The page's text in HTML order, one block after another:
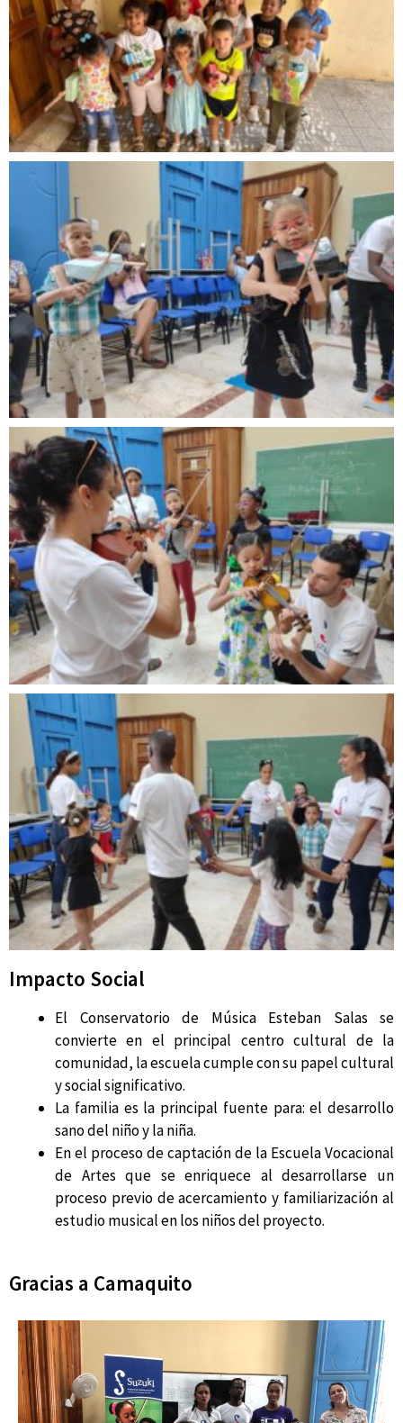
Impacto Social
El Conservatorio de Música Esteban Salas se
convierte en el principal centro cultural de la
comunidad, la escuela cumple con su papel cultural
y social significativo.
La familia es la principal fuente para: el desarrollo
sano del niño y la niña.
En el proceso de captación de la Escuela Vocacional
de Artes que se enriquece al desarrollarse un
proceso previo de acercamiento y familiarización al
estudio musical en los niños del proyecto.
Gracias a Camaquito